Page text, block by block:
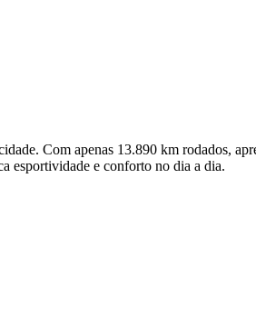
Com apenas 13.890 km rodados,
esportividade e conforto no dia a dia.